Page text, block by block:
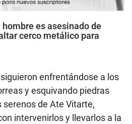
hombre es asesinado de
cerco metálico para
enfrentándose a los
y esquivando piedras
serenos de Ate Vitarte,
intervenirlos y llevarlos a la